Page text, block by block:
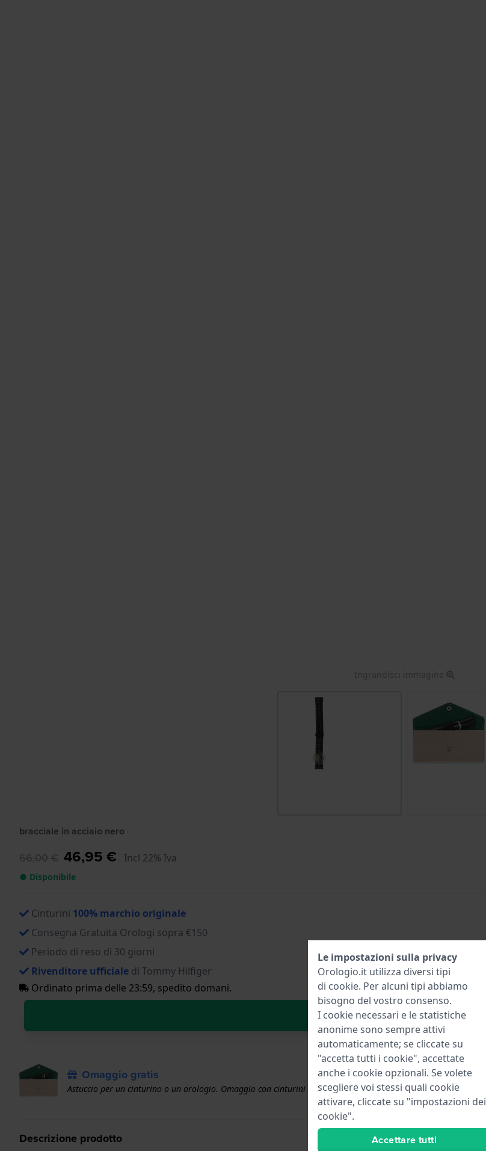
Ingrandisci immagine
bracciale in acciaio nero
66,00 € 46,95 € Incl 22% Iva
● Disponibile
Cinturini 100% marchio originale
Consegna Gratuita Orologi sopra €150
Periodo di reso di 30 giorni
Rivenditore ufficiale di Tommy Hilfiger
Ordinato prima delle 23:59, spedito domani.
Aggiungi al carrello
Omaggio gratis
Astuccio per un cinturino o un orologio. Omaggio con cinturini superiori a € 50
Descrizione prodotto
Le impostazioni sulla privacy
Orologio.it utilizza diversi tipi
di cookie. Per alcuni tipi abbiamo
bisogno del vostro consenso.
I cookie necessari e le statistiche
anonime sono sempre attivi
automaticamente; se cliccate su
"accetta tutti i cookie", accettate
anche i cookie opzionali. Se volete
scegliere voi stessi quali cookie
attivare, cliccate su "impostazioni dei
cookie".
Accettare tutti